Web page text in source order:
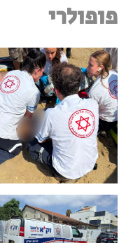
פופולרי